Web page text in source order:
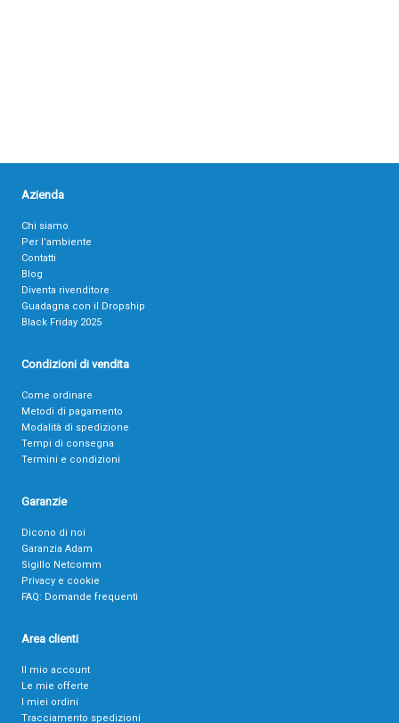
Azienda
Chi siamo
Per l’ambiente
Contatti
Blog
Diventa rivenditore
Guadagna con il Dropship
Black Friday 2025
Condizioni di vendita
Come ordinare
Metodi di pagamento
Modalità di spedizione
Tempi di consegna
Termini e condizioni
Garanzie
Dicono di noi
Garanzia Adam
Sigillo Netcomm
Privacy e cookie
FAQ: Domande frequenti
Area clienti
Il mio account
Le mie offerte
I miei ordini
Tracciamento spedizioni